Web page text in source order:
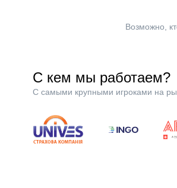
Возможно,
С кем мы работаем?
С самыми крупными игроками на